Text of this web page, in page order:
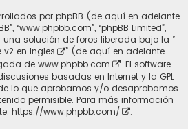
por phpBB (de aquí en adelante
“www.phpbb.com”, “phpBB Limited”,
una solución de foros liberada bajo la “
v2 en Ingles
” (de aquí en adelante
de www.phpbb.com
. El software
basadas en Internet y la GPL
lo que aprobamos y/o desaprobamos
permisible. Para más información
https://www.phpbb.com/ .